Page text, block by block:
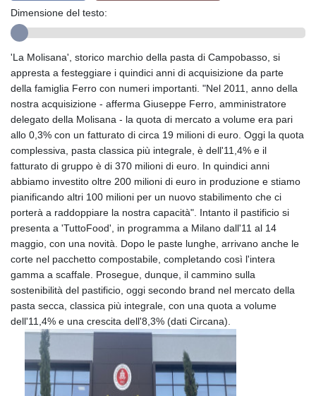
GEL 3.023376
GGP 0.859298
GHS 13.596763
GIP 0.859298
GMD 84.981404
GNF
10145.207892
GTQ 8.820244
GYD 241.852202
HKD 9.070596
HNL 30.984681
HRK 7.533703
HTG 151.152612
HUF 363.337748
IDR
20582.920659
ILS 3.468274
IMP 0.859298
INR 110.065674
IQD
1514.334158
IRR
1590340.758301
Dimensione del testo:
'La Molisana', storico marchio della pasta di Campobasso, si
appresta a festeggiare i quindici anni di acquisizione da parte
della famiglia Ferro con numeri importanti. "Nel 2011, anno della
nostra acquisizione - afferma Giuseppe Ferro, amministratore
delegato della Molisana - la quota di mercato a volume era pari
allo 0,3% con un fatturato di circa 19 milioni di euro. Oggi la quota
complessiva, pasta classica più integrale, è dell'11,4% e il
fatturato di gruppo è di 370 milioni di euro. In quindici anni
abbiamo investito oltre 200 milioni di euro in produzione e stiamo
pianificando altri 100 milioni per un nuovo stabilimento che ci
porterà a raddoppiare la nostra capacità". Intanto il pastificio si
presenta a 'TuttoFood', in programma a Milano dall'11 al 14
maggio, con una novità. Dopo le paste lunghe, arrivano anche le
corte nel pacchetto compostabile, completando così l'intera
gamma a scaffale. Prosegue, dunque, il cammino sulla
sostenibilità del pastificio, oggi secondo brand nel mercato della
pasta secca, classica più integrale, con una quota a volume
dell'11,4% e una crescita dell'8,3% (dati Circana).